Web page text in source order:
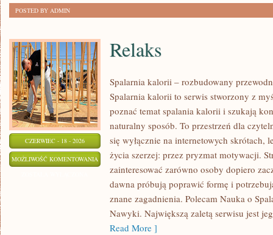
POSTED BY ADMIN
CZERWIEC - 18 - 2026
MOŻLIWOŚĆ KOMENTOWANIA RELAKS
Relaks
Spalarnia kalorii – rozbudowany
Spalarnia kalorii to serwis stworzony z
poznać temat spalania kalorii i szukają
naturalny sposób. To przestrzeń dla
się wyłącznie na internetowych skrótach,
życia szerzej: przez pryzmat motywacji.
zainteresować zarówno osoby dopiero
dawna próbują poprawić formę i
znane zagadnienia. Polecam Nauka o
Nawyki. Największą zaletą serwisu jest
Read More ]